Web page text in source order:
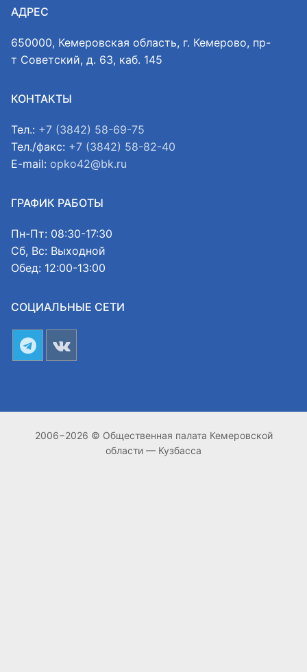
АДРЕС
650000, Кемеровская область, г. Кемерово, пр-
т Советский, д. 63, каб. 145
КОНТАКТЫ
Тел.: +7 (3842) 58-69-75
Тел./факс: +7 (3842) 58-82-40
E-mail: opko42@bk.ru
ГРАФИК РАБОТЫ
Пн-Пт: 08:30-17:30
Сб, Вс: Выходной
Обед: 12:00-13:00
СОЦИАЛЬНЫЕ СЕТИ
2006−2026 © Общественная палата Кемеровской
области — Кузбасса